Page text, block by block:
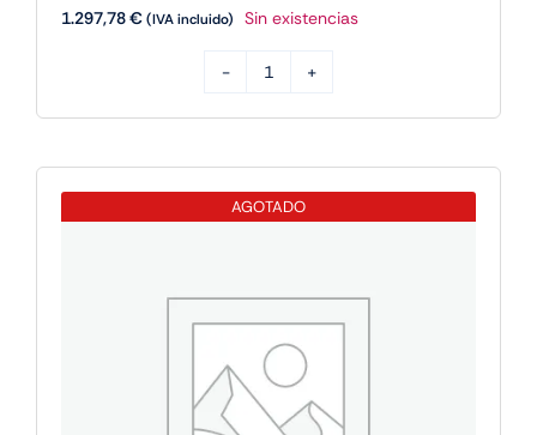
1.297,78€(IVA incluido) Sin existencias
IPAD
13
cantidad
AGOTADO